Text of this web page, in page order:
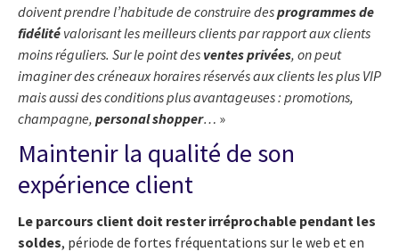
doivent prendre l’habitude de construire desprogrammes de
fidélité valorisant les meilleurs clients par rapport aux clients
moins réguliers. Sur le point des ventes privées, on peut
imaginer des créneaux horaires réservés aux clients les plus VIP
mais aussi des conditions plus avantageuses : promotions,
champagne, personal shopper… »
Maintenir la qualité de son
expérience client
Le parcours client doit rester irréprochable pendant les
soldes, période de fortes fréquentations sur le web et en